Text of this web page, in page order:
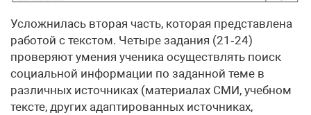
Усложнилась вторая часть, которая представлена
работой с текстом. Четыре задания (21‑24)
проверяют умения ученика осуществлять поиск
социальной информации по заданной теме в
различных источниках (материалах СМИ, учебном
тексте, других адаптированных источниках,